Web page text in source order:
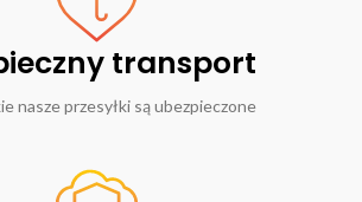
transport
nasze przesyłki są ubezpieczone